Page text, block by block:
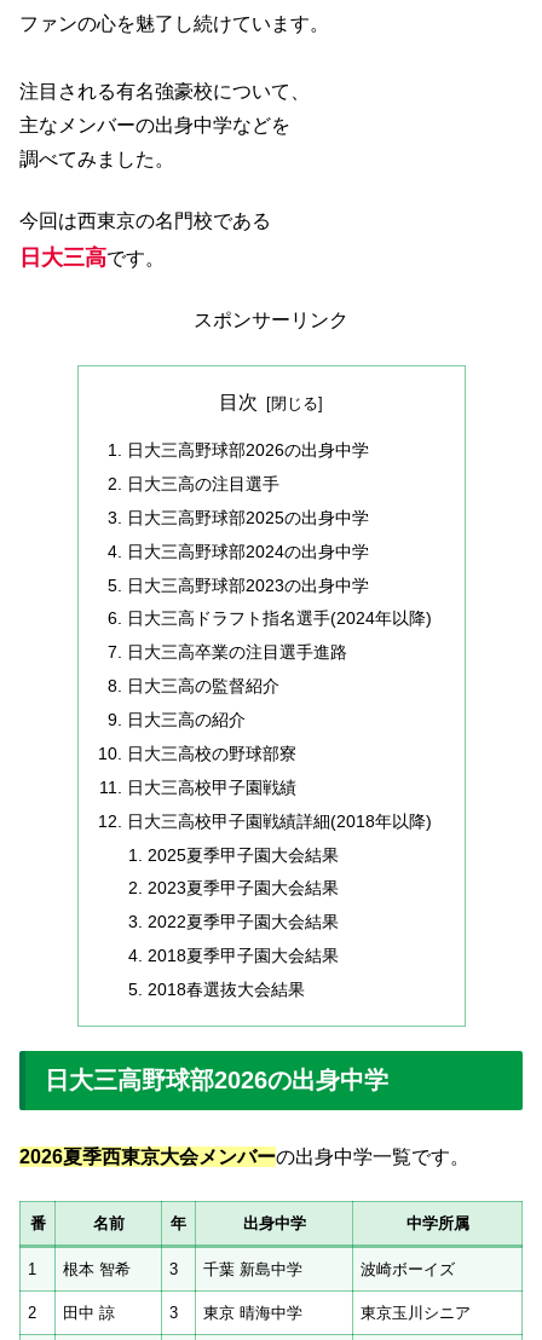
ファンの心を魅了し続けています。
注目される有名強豪校について、
主なメンバーの出身中学などを
調べてみました。
今回は西東京の名門校である
日大三高です。
スポンサーリンク
目次
日大三高野球部2026の出身中学
日大三高の注目選手
日大三高野球部2025の出身中学
日大三高野球部2024の出身中学
日大三高野球部2023の出身中学
日大三高ドラフト指名選手(2024年以降)
日大三高卒業の注目選手進路
日大三高の監督紹介
日大三高の紹介
日大三高校の野球部寮
日大三高校甲子園戦績
日大三高校甲子園戦績詳細(2018年以降)
2025夏季甲子園大会結果
2023夏季甲子園大会結果
2022夏季甲子園大会結果
2018夏季甲子園大会結果
2018春選抜大会結果
日大三高野球部2026の出身中学
2026夏季西東京大会メンバーの出身中学一覧です。
番 名前 年 出身中学 中学所属
1 根本 智希 3 千葉 新島中学 波崎ボーイズ
2 田中 諒 3 東京 晴海中学 東京玉川シニア